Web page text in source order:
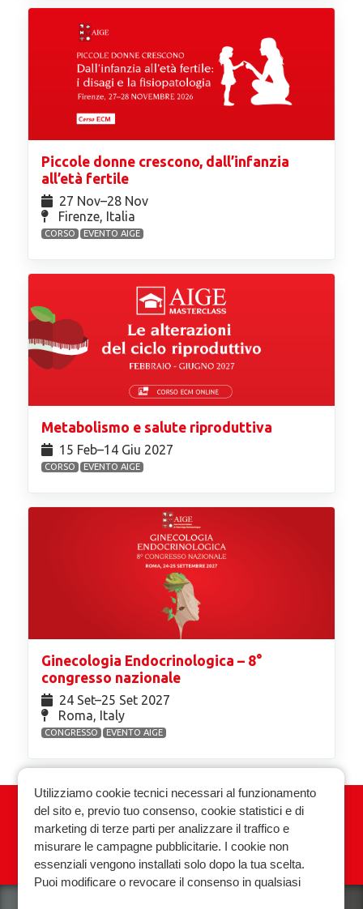
Piccole donne crescono, dall’infanzia
all’età fertile
27 Nov⁠–28 Nov
Firenze, Italia
CORSO EVENTO AIGE
Metabolismo e salute riproduttiva
15 Feb⁠–14 Giu 2027
CORSO EVENTO AIGE
Ginecologia Endocrinologica – 8°
congresso nazionale
24 Set⁠–25 Set 2027
Roma, Italy
CONGRESSO EVENTO AIGE
Associazione Italiana Ginecologia
Endocrinologica
Privacy policy Cookie policy
Utilizziamo cookie tecnici necessari al funzionamento
del sito e, previo tuo consenso, cookie statistici e di
marketing di terze parti per analizzare il traffico e
misurare le campagne pubblicitarie. I cookie non
essenziali vengono installati solo dopo la tua scelta.
Puoi modificare o revocare il consenso in qualsiasi